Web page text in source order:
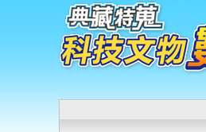
跳到主要內容區塊